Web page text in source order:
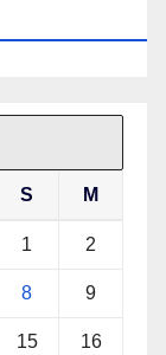
S M
1 2
8 9
15 16